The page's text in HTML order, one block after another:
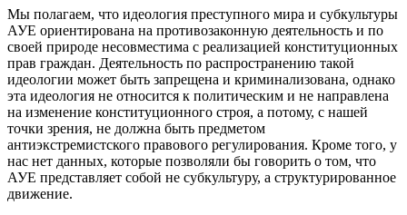
Мы полагаем, что идеология преступного мира и субкультуры
АУЕ ориентирована на противозаконную деятельность и по
своей природе несовместима с реализацией конституционных
прав граждан. Деятельность по распространению такой
идеологии может быть запрещена и криминализована, однако
эта идеология не относится к политическим и не направлена
на изменение конституционного строя, а потому, с нашей
точки зрения, не должна быть предметом
антиэкстремистского правового регулирования. Кроме того, у
нас нет данных, которые позволяли бы говорить о том, что
АУЕ представляет собой не субкультуру, а структурированное
движение.